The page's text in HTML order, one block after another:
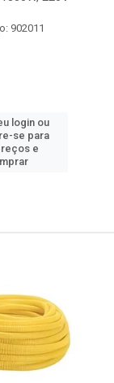
902011
login ou
se para
e